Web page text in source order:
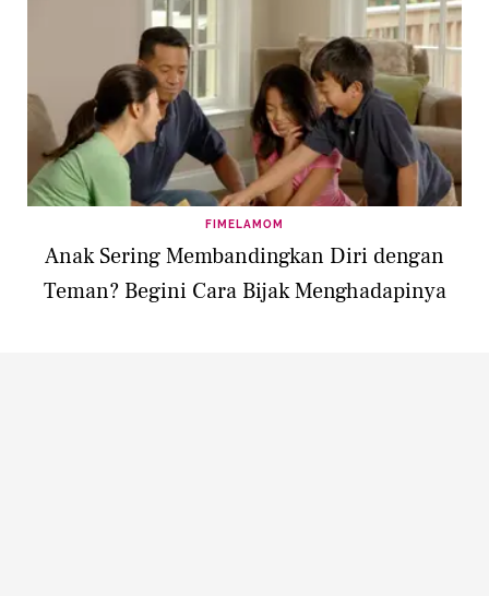
FIMELAMOM
Anak Sering Membandingkan Diri dengan
Teman? Begini Cara Bijak Menghadapinya